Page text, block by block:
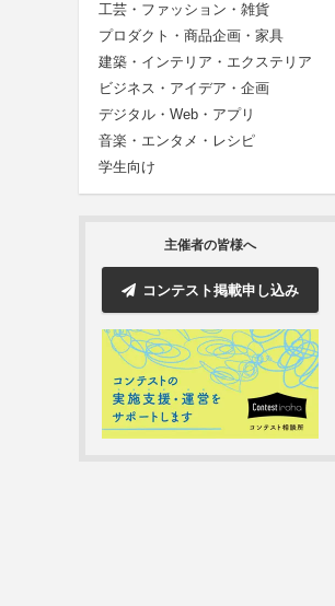
工芸・ファッション・雑貨
プロダクト・商品企画・家具
建築・インテリア・エクステリア
ビジネス・アイデア・企画
デジタル・Web・アプリ
音楽・エンタメ・レシピ
学生向け
主催者の皆様へ
コンテスト掲載申し込み